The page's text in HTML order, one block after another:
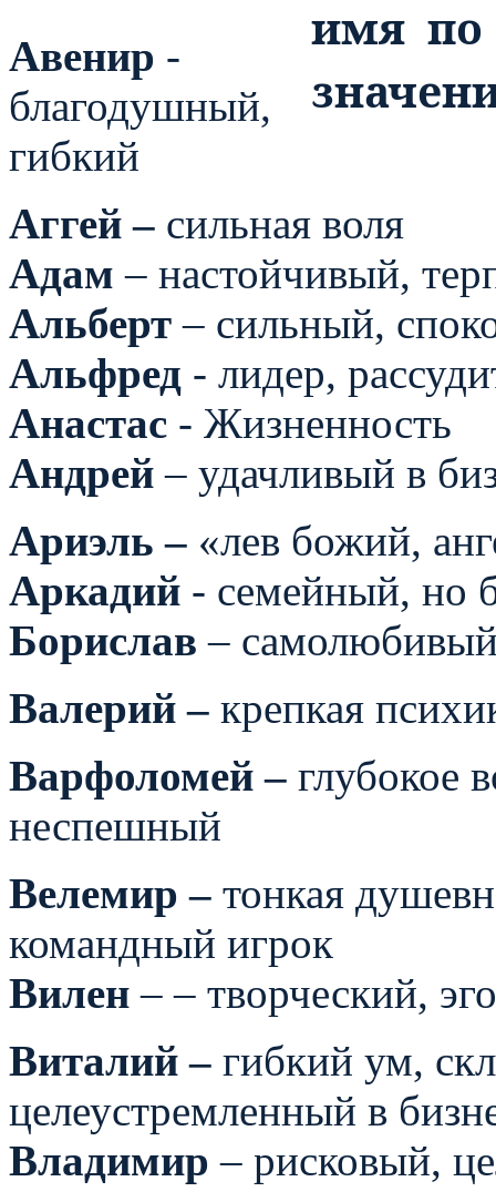
Авенир -
благодушный,
гибкий
Аггей – сильная воля
Адам – настойчивый,
Альберт – сильный,
Альфред - лидер,
Анастас - Жизненность
Андрей – удачливый в
Ариэль – «лев божий,
Аркадий - семейный, но
Борислав –
Валерий – крепкая
Варфоломей – глубокое
неспешный
Велемир – тонкая
командный игрок
Вилен – – творческий,
Виталий – гибкий ум,
целеустремленный в
Владимир – рисковый,